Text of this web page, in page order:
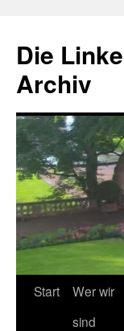
springen
Die
Archiv
Start
Wer wir
sind